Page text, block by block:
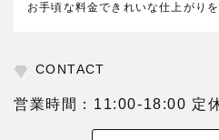
お手頃な料金できれいな仕上がりを
CONTACT
営業時間：11:00-18:00 定